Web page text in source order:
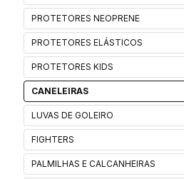
PROTETORES NEOPRENE
PROTETORES ELÁSTICOS
PROTETORES KIDS
CANELEIRAS
LUVAS DE GOLEIRO
FIGHTERS
PALMILHAS E CALCANHEIRAS